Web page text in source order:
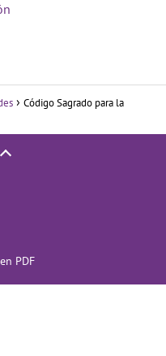
Código Sagrado para la
PDF